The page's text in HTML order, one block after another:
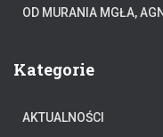
OD MURANIA MGŁA,
Kategorie
AKTUALNOŚCI